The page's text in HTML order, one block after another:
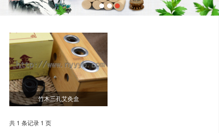
竹木三孔艾灸盒
共 1 条记录 1 页